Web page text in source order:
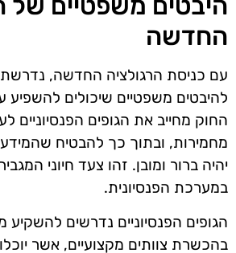
החדשה
עם כניסת הרגולציה החדשה,
להיבטים משפטיים שיכולים להשפיע
החוק מחייב את הגופים הפנסיוניים
מחמירות, ובתוך כך להבטיח
יהיה ברור ומובן. זהו צעד חיוני
במערכת הפנסיונית.
הגופים הפנסיוניים נדרשים להשקיע
בהכשרת צוותים מקצועיים, אשר יוכלו